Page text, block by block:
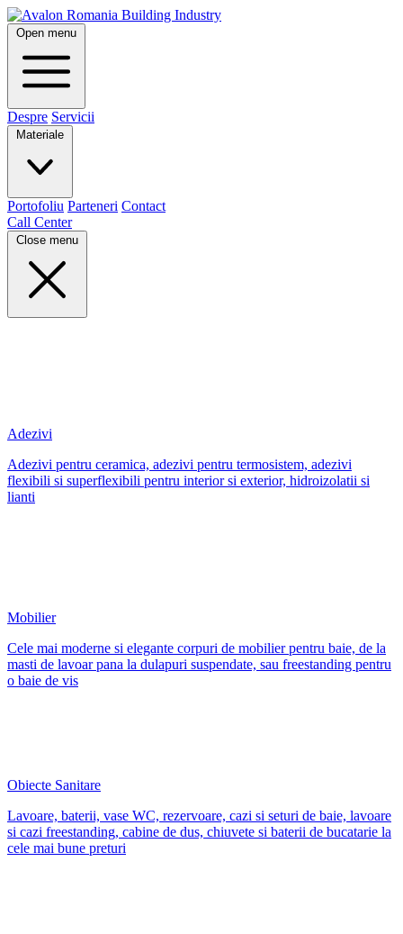
Open menu
Despre Servicii
Materiale
Portofoliu Parteneri Contact
Call Center
Close menu
Adezivi
Adezivi pentru ceramica, adezivi pentru termosistem, adezivi
flexibili si superflexibili pentru interior si exterior, hidroizolatii si
lianti
Mobilier
Cele mai moderne si elegante corpuri de mobilier pentru baie, de la
masti de lavoar pana la dulapuri suspendate, sau freestanding pentru
o baie de vis
Obiecte Sanitare
Lavoare, baterii, vase WC, rezervoare, cazi si seturi de baie, lavoare
si cazi freestanding, cabine de dus, chiuvete si baterii de bucatarie la
cele mai bune preturi